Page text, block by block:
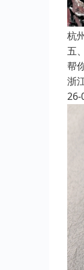
杭
五
帮
浙
26-